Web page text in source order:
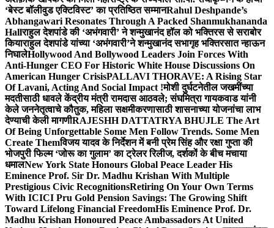
‘बेस्ट बॉलीवुड एक्टिविस्ट’ का प्रतिष्ठित सम्मानRahul Deshpande’s
Abhangawari Resonates Through A Packed Shanmukhananda
Hallराहुल देशपांडे की ‘अभंगवारी’ ने शन्मुखानंद हॉल को भक्तिरस से सराबोर
कियाराहुल देशपांडे यांच्या ‘अभंगवारी’ने शन्मुखानंद सभागृह भक्तिरसात न्हाऊन
निघालेHollywood And Bollywood Leaders Join Forces With
Anti-Hunger CEO For Historic White House Discussions On
American Hunger CrisisPALLAVI THORAVE: A Rising Star
Of Lavani, Acting And Social Impact !मोशी दुर्घटनेतील जखमींच्या
मदतीसाठी धावले केंद्रीय मंत्री रामदास आठवले; संघमित्रा गायकवाड यांनी
केले जननेतृत्वाचे कौतुक, महिला सक्षमीकरणासाठी शासनाच्या योजनांचा लाभ
देण्याची केली मागणीRAJESHH DATTATRYA BHUJLE The Art
Of Being Unforgettable Some Men Follow Trends. Some Men
Create Themविजय यादव के निर्देशन में बनी प्रेम सिंह और रक्षा गुप्ता की
भोजपुरी फिल्म ‘जोरू का गुलाम’ का ट्रेलर रिलीज, दर्शकों के बीच मचाया
धमालNew York State Honours Global Peace Leader His
Eminence Prof. Sir Dr. Madhu Krishan With Multiple
Prestigious Civic RecognitionsRetiring On Your Own Terms
With ICICI Pru Gold Pension Savings: The Growing Shift
Toward Lifelong Financial FreedomHis Eminence Prof. Dr.
Madhu Krishan Honoured Peace Ambassadors At United